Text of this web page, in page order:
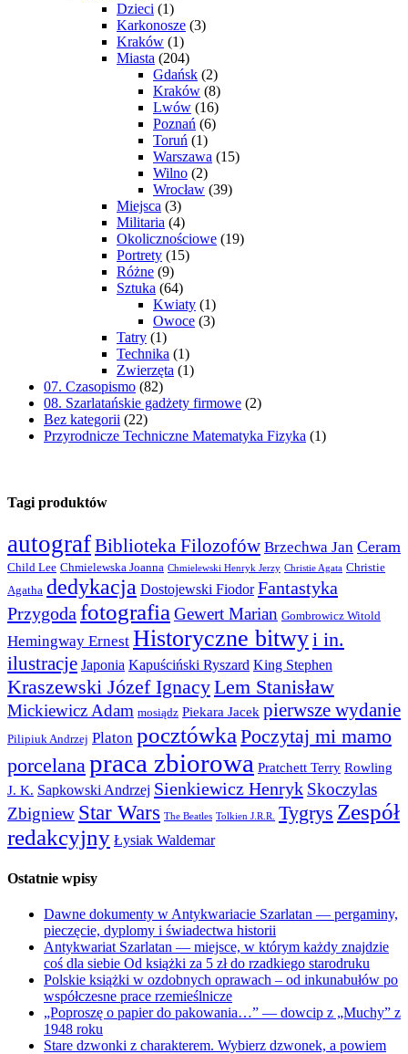
Dzieci (1)
Karkonosze (3)
Kraków (1)
Miasta (204)
Gdańsk (2)
Kraków (8)
Lwów (16)
Poznań (6)
Toruń (1)
Warszawa (15)
Wilno (2)
Wrocław (39)
Miejsca (3)
Militaria (4)
Okolicznościowe (19)
Portrety (15)
Różne (9)
Sztuka (64)
Kwiaty (1)
Owoce (3)
Tatry (1)
Technika (1)
Zwierzęta (1)
07. Czasopismo (82)
08. Szarlatańskie gadżety firmowe (2)
Bez kategorii (22)
Przyrodnicze Techniczne Matematyka Fizyka (1)
Tagi produktów
autografBiblioteka Filozofów Brzechwa Jan Ceram
Child Lee Chmielewska Joanna Chmielewski Henryk Jerzy Christie Agata Christie
Agatha dedykacja Dostojewski Fiodor Fantastyka
Przygodafotografia Gewert Marian Gombrowicz Witold
Hemingway Ernest Historyczne bitwyi in.
ilustracje Japonia Kapuściński Ryszard King Stephen
Kraszewski Józef IgnacyLem Stanisław
Mickiewicz Adam mosiądz Piekara Jacek pierwsze wydanie
Pilipiuk Andrzej Platon pocztówka Poczytaj mi mamo
porcelanapraca zbiorowa Pratchett Terry Rowling
J. K. Sapkowski Andrzej Sienkiewicz Henryk Skoczylas
Zbigniew Star Wars The Beatles Tolkien J.R.R. Tygrys Zespół
redakcyjny Łysiak Waldemar
Ostatnie wpisy
Dawne dokumenty w Antykwariacie Szarlatan — pergaminy,
pieczęcie, dyplomy i świadectwa historii
Antykwariat Szarlatan — miejsce, w którym każdy znajdzie
coś dla siebie Od książki za 5 zł do rzadkiego starodruku
Polskie książki w ozdobnych oprawach – od inkunabułów po
współczesne prace rzemieślnicze
„Poproszę o papier do pakowania…” — dowcip z „Muchy” z
1948 roku
Stare dzwonki z charakterem. Wybierz dzwonek, a powiem